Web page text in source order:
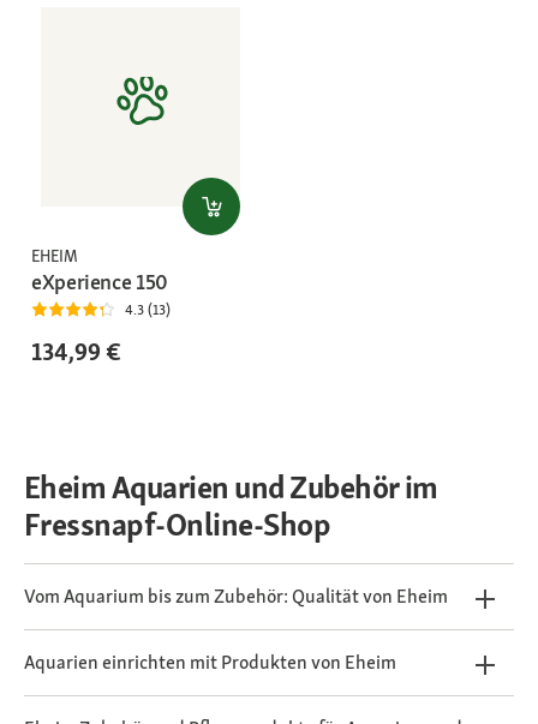
EHEIM
eXperience 150
4.3 (13)
134,99 €
Eheim Aquarien und Zubehör im
Fressnapf-Online-Shop
Vom Aquarium bis zum Zubehör: Qualität von Eheim
Aquarien einrichten mit Produkten von Eheim